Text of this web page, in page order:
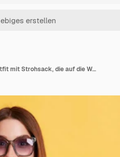
Porträt einer aufgeregten Frau im Sommeroutfit mit Strohsack, die auf die Werbefläche zeigt, die isoliert auf gelbem Hintergrund posiert, schockierte Werbung